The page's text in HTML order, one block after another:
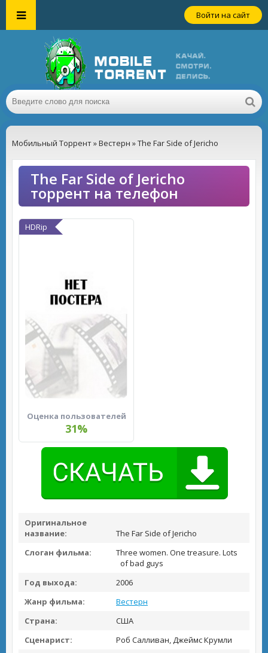
Войти на сайт
Мобильный Торрент»Вестерн » The Far Side of Jericho
The Far Side of Jericho
торрент на телефон
HDRip
Оценка пользователей
31%
Оригинальное
название:
The Far Side of Jericho
Слоган фильма:
Three women. One treasure. Lots
of bad guys
Год выхода:
2006
Жанр фильма:
Вестерн
Страна:
США
Сценарист:
Роб Салливан, Джеймс Крумли